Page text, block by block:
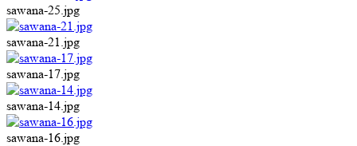
sawana-25.jpg
sawana-21.jpg
sawana-17.jpg
sawana-14.jpg
sawana-16.jpg